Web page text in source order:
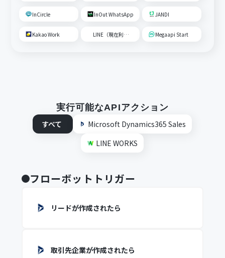
InCircle InOut WhatsApp JANDI
Kakao Work LINE（現在利用不可） Megaapi Start
実行可能なAPIアクション
すべて
Microsoft Dynamics365 Sales
LINE WORKS
フローボットトリガー
リードが作成されたら
取引先企業が作成されたら